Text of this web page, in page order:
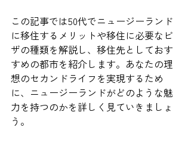
この記事では50代でニュージーランド
に移住するメリットや移住に必要なビ
ザの種類を解説し、移住先としておす
すめの都市を紹介します。あなたの理
想のセカンドライフを実現するため
に、ニュージーランドがどのような魅
力を持つのかを詳しく見ていきましょ
う。